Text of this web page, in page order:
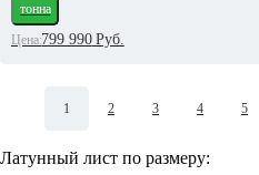
тонна
Цена:799 990Руб.
1 2 3 4 5
Латунный лист по размеру: